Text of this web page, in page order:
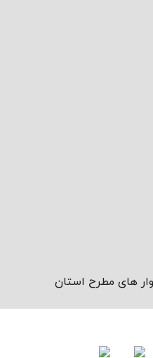
های مطرح استان